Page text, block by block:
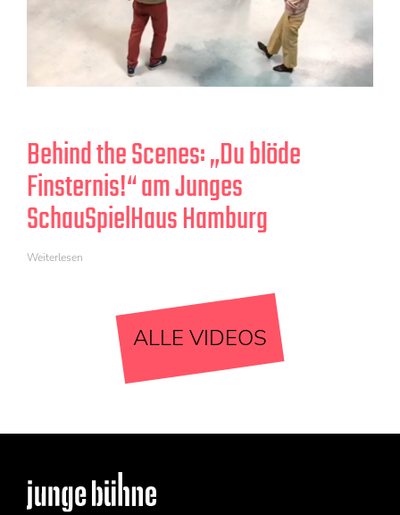
Behind the Scenes: „Du blöde
Finsternis!“ am Junges
SchauSpielHaus Hamburg
Weiterlesen
ALLE VIDEOS